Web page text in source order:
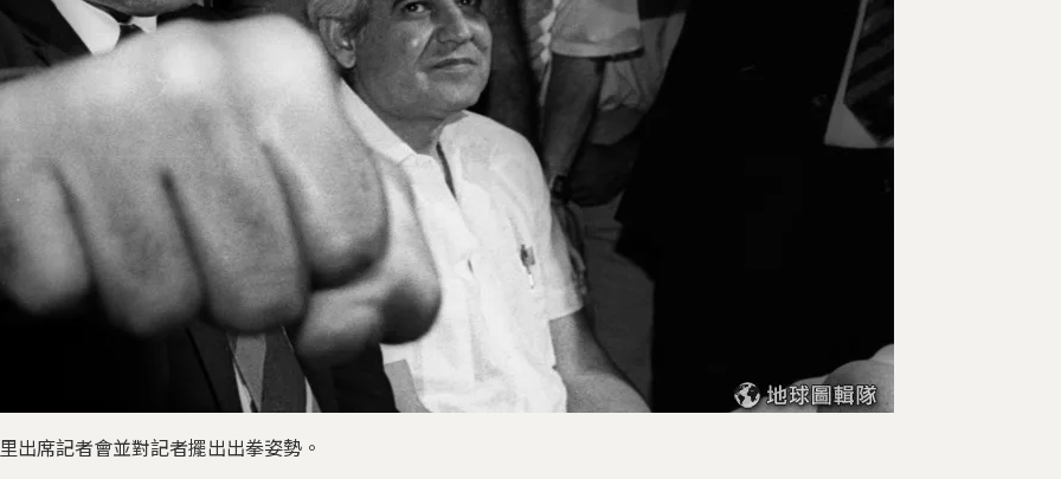
出席記者會並對記者擺出出拳姿勢。